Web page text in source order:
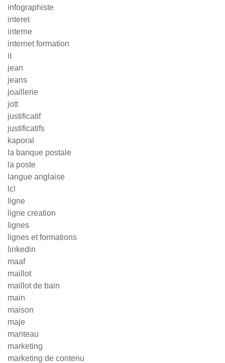
infographiste
interet
interne
internet formation
it
jean
jeans
joaillerie
jott
justificatif
justificatifs
kaporal
la banque postale
la poste
langue anglaise
lcl
ligne
ligne creation
lignes
lignes et formations
linkedin
maaf
maillot
maillot de bain
main
maison
maje
manteau
marketing
marketing de contenu